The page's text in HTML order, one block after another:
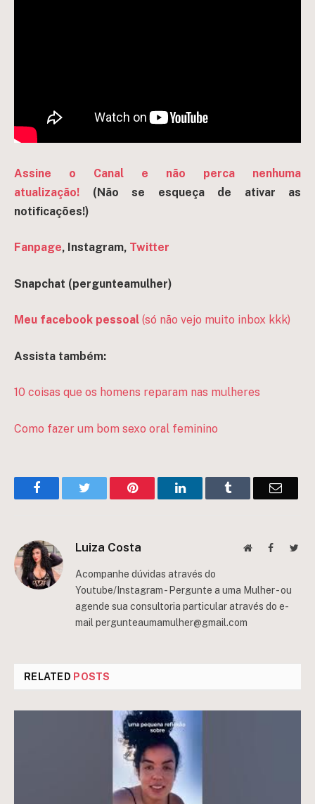
Assine o Canal e não perca nenhuma
atualização! (Não se esqueça de ativar as
notificações!)
Fanpage, Instagram, Twitter
Snapchat (pergunteamulher)
Meu facebook pessoal (só não vejo muito inbox kkk)
Assista também:
10 coisas que os homens reparam nas mulheres
Como fazer um bom sexo oral feminino
FacebookTwitter Pinterest LinkedInTumblr Email
Luiza Costa WebsiteFacebook
Acompanhe dúvidas através do
Youtube/Instagram - Pergunte a uma Mulher - ou
agende sua consultoria particular através do e-
mail pergunteaumamulher@gmail.com
RELATED POSTS